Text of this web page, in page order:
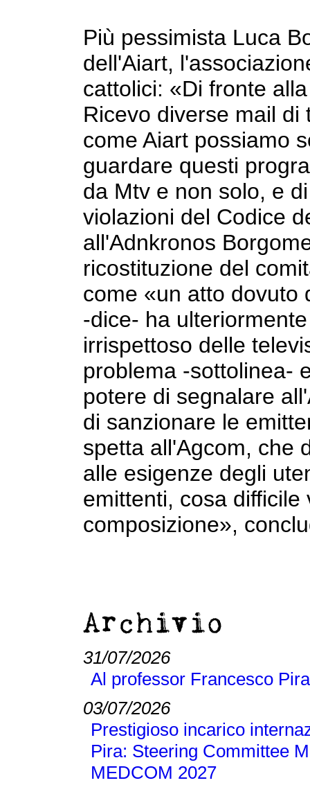
Più pessimista Luca
dell'Aiart,
cattolici: «Di fronte
Ricevo diverse mail
come Aiart possiamo
guardare questi
da Mtv e non solo, e
violazioni del Codice
all'Adnkronos
ricostituzione del
come «un atto dovuto
-dice- ha
irrispettoso delle
problema -sottolinea-
potere di segnalare
di sanzionare le
spetta all'Agcom, che
alle esigenze degli
emittenti, cosa
composizione»,
Archivio
31/07/2026
Al professor Francesco
03/07/2026
Prestigioso incarico
Pira: Steering Committee
MEDCOM 2027